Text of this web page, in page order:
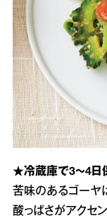
★冷蔵庫で3～4日
苦味のあるゴーヤ
酸っぱさがアクセン